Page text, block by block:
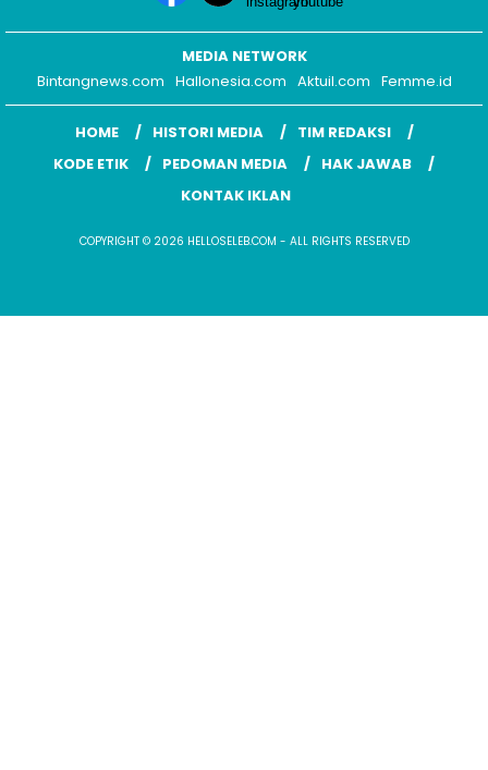
MEDIA NETWORK
Bintangnews.com Hallonesia.com Aktuil.com Femme.id
HOME HISTORI MEDIA
TIM REDAKSI
KODE ETIK
PEDOMAN MEDIA
HAK JAWAB
KONTAK IKLAN
COPYRIGHT © 2026 HELLOSELEB.COM - ALL RIGHTS RESERVED